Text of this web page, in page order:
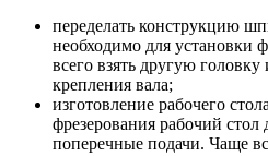
переделать конструкцию
необходимо для установки
всего взять другую
крепления вала;
изготовление рабочего
фрезерования рабочий
поперечные подачи. Чаще